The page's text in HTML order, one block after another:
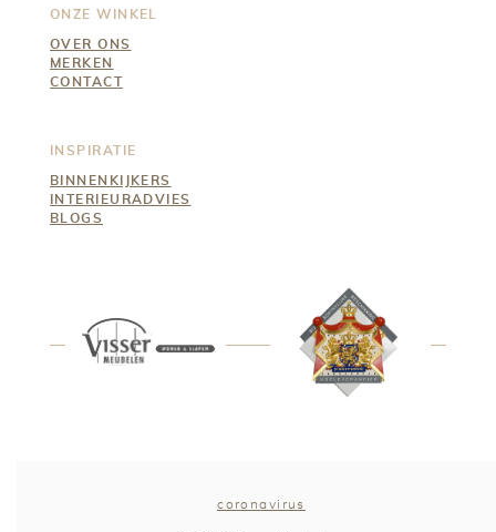
ONZE WINKEL
OVER ONS
MERKEN
CONTACT
INSPIRATIE
BINNENKIJKERS
INTERIEURADVIES
BLOGS
coronavirus